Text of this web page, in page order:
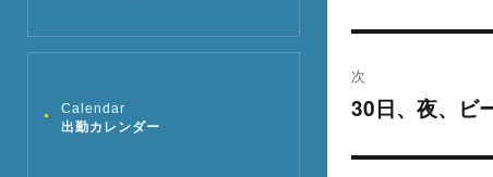
Calendar
出勤カレンダー
ナ
ビ
ゲ
ー
投
稿:
次
次
30日、夜、ビ